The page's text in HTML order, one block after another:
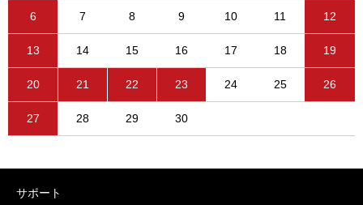
6 7 8 9 10 11 12
13 14 15 16 17 18 19
20 21 22 23 24 25 26
27 28 29 30
サポート